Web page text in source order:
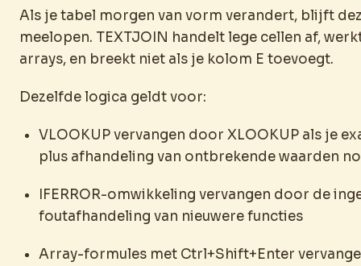
Als je tabel morgen van vorm verandert, blijft
meelopen. TEXTJOIN handelt lege cellen af,
arrays, en breekt niet als je kolom E toevoegt.
Dezelfde logica geldt voor:
VLOOKUP vervangen door XLOOKUP als je
plus afhandeling van ontbrekende waarden
IFERROR-omwikkeling vervangen door de
foutafhandeling van nieuwere functies
Array-formules met Ctrl+Shift+Enter